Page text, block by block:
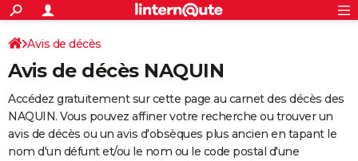
ACTUALITÉS
Politique
Société
Faits Divers
Education
Monde
Villes
+
SPORT
Coupe du monde 2026
Football
Tennis
Cyclisme
Rugby
Forum
Programme TV
TNT
Streaming
Cinéma
Sorties cinéma
Musique
+
FINANCE
Retraite
Epargne
Immobilier
Risques naturels par ville
Banque
Assurance
AUTO
Avis de décès
Avis de décès NAQUIN
Accédez gratuitement sur cette page au carnet des décès des
NAQUIN. Vous pouvez affiner votre recherche ou trouver un
avis de décès ou un avis d'obsèques plus ancien en tapant le
nom d'un défunt et/ou le nom ou le code postal d'une